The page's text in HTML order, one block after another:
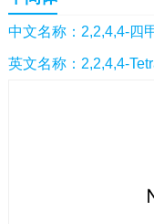
感染药物中间体
体 |抗精神病药物中
药中间体|其他原料
中文名称：2,2,4,4-四
英文名称：2,2,4,4-